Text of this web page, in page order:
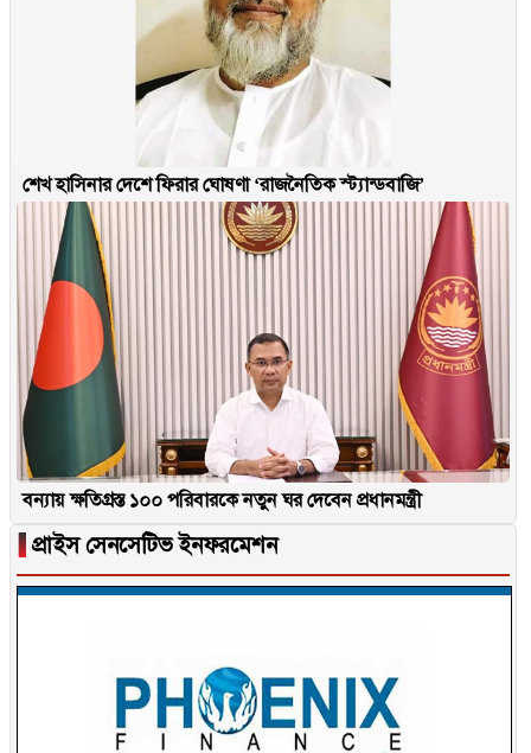
শেখ হাসিনার দেশে ফিরার ঘোষণা ‘রাজনৈতিক স্ট্যান্ডবাজি’
বন্যায় ক্ষতিগ্রস্ত ১০০ পরিবারকে নতুন ঘর দেবেন প্রধানমন্ত্রী
▐ প্রাইস সেনসেটিভ ইনফরমেশন